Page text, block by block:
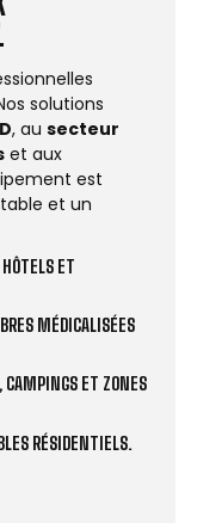
solutions
, au secteur
et aux
est
et un
ET
MÉDICALISÉES
CAMPINGS ET ZONES
RÉSIDENTIELS.